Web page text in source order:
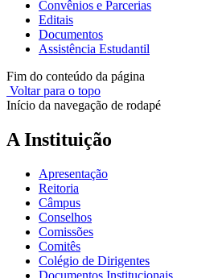
Convênios e Parcerias
Editais
Documentos
Assistência Estudantil
Fim do conteúdo da página
Voltar para o topo
Início da navegação de rodapé
A Instituição
Apresentação
Reitoria
Câmpus
Conselhos
Comissões
Comitês
Colégio de Dirigentes